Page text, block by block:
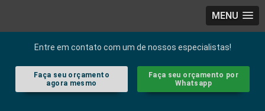
MENU
Entre em contato com um de nossos especialistas!
Faça seu orçamento
agora mesmo
Faça seu orçamento por
Whatsapp